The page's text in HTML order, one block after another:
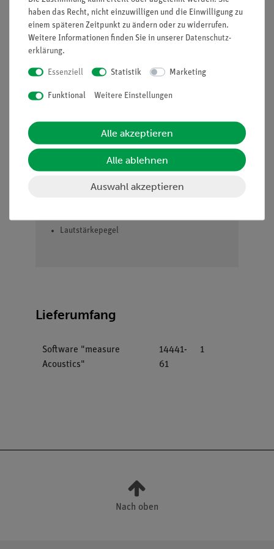
insgesamt 22 Versuchen zu den Themen
Schallerzeugung, -ausbreitung und -
wahrnehmung, Schwingungen und Wellen
Besonders geeignet für den Einstiegsthema in die
Mit anschaulichem Schülerarbeitsblatt
Besonders geeignet bei knapper Zeitplanung, da
Untersucht den Lautstärkepegel in eurer Klasse und
versucht, ihn zu regeln.
Lernziele
Lautstärkepegel
Lieferumfang
Software "measure
Acoustics"
14441-
61
1
Nach oben
haben das Recht, nicht einzuwilligen und die Einwilligung zu
einem späteren Zeitpunkt zu ändern oder zu widerrufen.
Weitere Informationen finden Sie in unserer Daten­schutz­
erklärung.
Essenziell Statistik Marketing
Funktional Weitere Einstellungen
Alle akzeptieren
Alle ablehnen
Auswahl akzeptieren